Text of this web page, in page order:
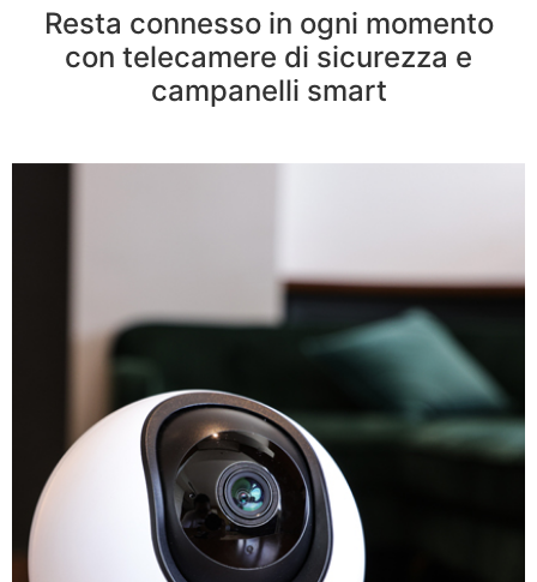
Resta connesso in ogni momento
con telecamere di sicurezza e
campanelli smart